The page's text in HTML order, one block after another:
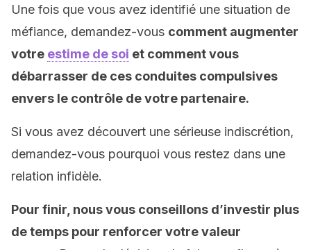
Une fois que vous avez identifié une situation de
méfiance, demandez-vous comment augmenter
votre estime de soi et comment vous
débarrasser de ces conduites compulsives
envers le contrôle de votre partenaire.
Si vous avez découvert une sérieuse indiscrétion,
demandez-vous pourquoi vous restez dans une
relation infidèle.
Pour finir, nous vous conseillons d’investir plus
de temps pour renforcer votre valeur